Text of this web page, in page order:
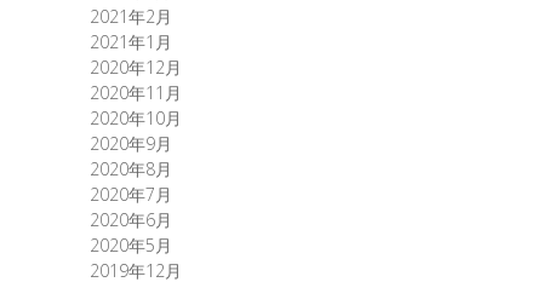
2021年2月
2021年1月
2020年12月
2020年11月
2020年10月
2020年9月
2020年8月
2020年7月
2020年6月
2020年5月
2019年12月